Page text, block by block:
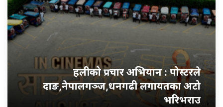
हलीको प्रचार अभियान : पोस्टरले
दाङ,नेपालगञ्ज,धनगढी लगायतका अटो
भरिभराउ